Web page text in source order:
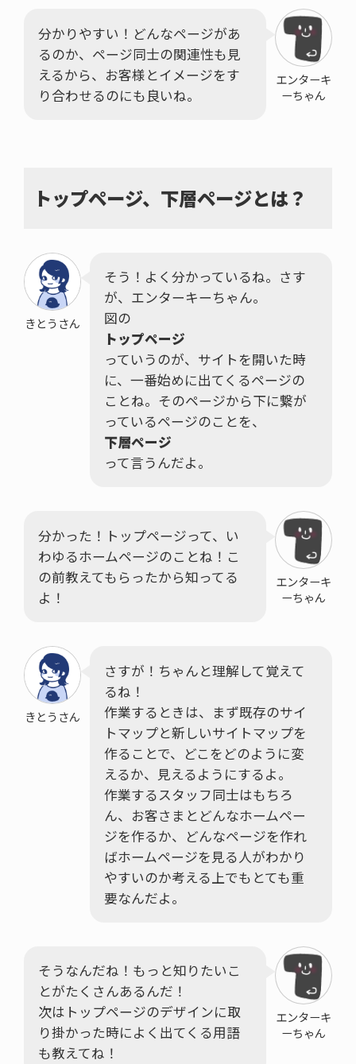
分かりやすい！どんなページがあ
るのか、ページ同士の関連性も見
えるから、お客様とイメージをす
り合わせるのにも良いね。
エンターキ
ーちゃん
トップページ、下層ページとは？
きとうさん
そう！よく分かっているね。さす
が、エンターキーちゃん。
図の
トップページ
っていうのが、サイトを開いた時
に、一番始めに出てくるページの
ことね。そのページから下に繋が
っているページのことを、
下層ページ
って言うんだよ。
分かった！トップページって、い
わゆるホームページのことね！こ
の前教えてもらったから知ってる
よ！
エンターキ
ーちゃん
きとうさん
さすが！ちゃんと理解して覚えて
るね！
作業するときは、まず既存のサイ
トマップと新しいサイトマップを
作ることで、どこをどのように変
えるか、見えるようにするよ。
作業するスタッフ同士はもちろ
ん、お客さまとどんなホームペー
ジを作るか、どんなページを作れ
ばホームページを見る人がわかり
やすいのか考える上でもとても重
要なんだよ。
そうなんだね！もっと知りたいこ
とがたくさんあるんだ！
次はトップページのデザインに取
り掛かった時によく出てくる用語
も教えてね！
エンターキ
ーちゃん